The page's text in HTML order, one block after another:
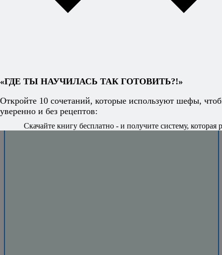
«ГДЕ ТЫ НАУЧИЛАСЬ ТАК ГОТОВИТЬ?!»
Откройте 10 сочетаний, которые используют шефы,
уверенно и без рецептов:
Скачайте книгу бесплатно - и получите систему, которая